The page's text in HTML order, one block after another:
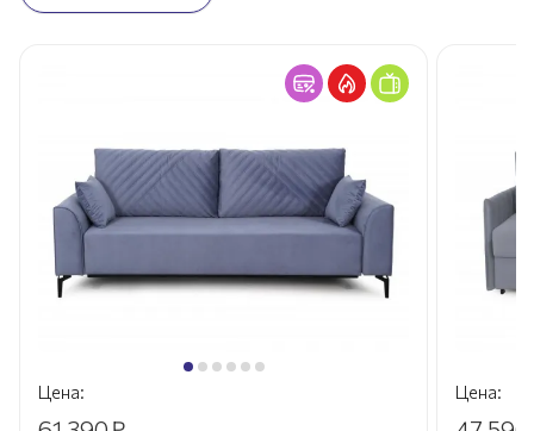
Цена: Цена: